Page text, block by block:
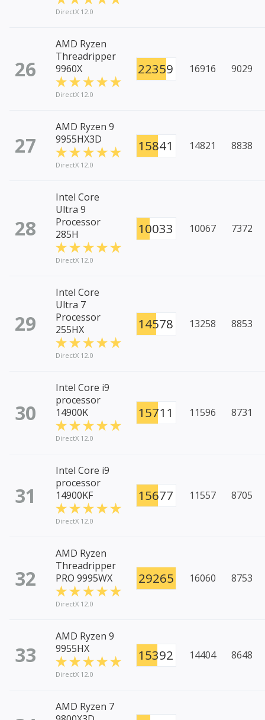
DirectX 12.0
26
AMD Ryzen
Threadripper
9960X
DirectX 12.0
22359 16916 9029
27
AMD Ryzen 9
9955HX3D
DirectX 12.0
15841 14821 8838
28
Intel Core
Ultra 9
Processor
285H
DirectX 12.0
10033 10067 7372
29
Intel Core
Ultra 7
Processor
255HX
DirectX 12.0
14578 13258 8853
30
Intel Core i9
processor
14900K
DirectX 12.0
15711 11596 8731
31
Intel Core i9
processor
14900KF
DirectX 12.0
15677 11557 8705
32
AMD Ryzen
Threadripper
PRO 9995WX
DirectX 12.0
29265 16060 8753
33
AMD Ryzen 9
9955HX
DirectX 12.0
15392 14404 8648
AMD Ryzen 7